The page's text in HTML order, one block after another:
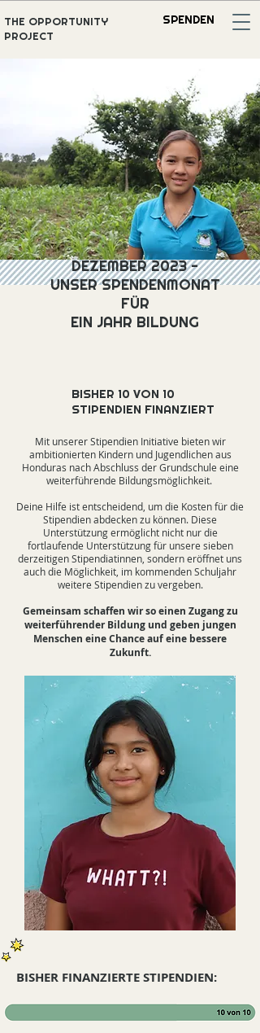
SPENDEN
THE OPPORTUNITY
PROJECT
DEZEMBER 2023 -
UNSER SPENDENMONAT
FÜR
EIN JAHR BILDUNG
BISHER 10 VON 10
STIPENDIEN FINANZIERT
Mit unserer Stipendien Initiative bieten wir
ambitionierten Kindern und Jugendlichen aus
Honduras nach Abschluss der Grundschule eine
weiterführende Bildungsmöglichkeit.
Deine Hilfe ist entscheidend, um die Kosten für die
Stipendien abdecken zu können. Diese
Unterstützung ermöglicht nicht nur die
fortlaufende Unterstützung für unsere sieben
derzeitigen Stipendiatinnen, sondern eröffnet uns
auch die Möglichkeit, im kommenden Schuljahr
weitere Stipendien zu vergeben.
Gemeinsam schaffen wir so einen Zugang zu
weiterführender Bildung und geben jungen
Menschen eine Chance auf eine bessere
Zukunft.
BISHER FINANZIERTE STIPENDIEN: